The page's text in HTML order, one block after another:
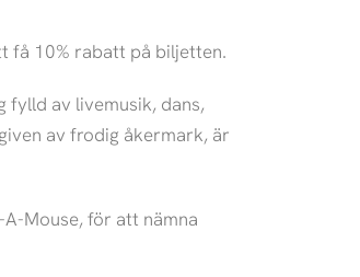
få 10% rabatt på biljetten.
fylld av livemusik, dans,
av frodig åkermark, är
Mouse, för att nämna